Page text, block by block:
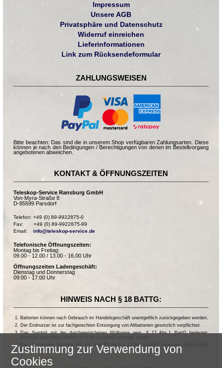
Impressum
Unsere AGB
Privatsphäre und Datenschutz
Widerruf einreichen
Lieferinformationen
Link zum Rücksendeformular
ZAHLUNGSWEISEN
Bitte beachten: Das sind die in unserem Shop verfügbaren Zahlungsarten. Diese
können je nach den Bedingungen / Berechtigungen von denen im Bestellvorgang
angebotenen abweichen.
KONTAKT & ÖFFNUNGSZEITEN
Teleskop-Service Ransburg GmbH
Von-Myra-Straße 8
D-85599 Parsdorf
Telefon: +49 (0) 89-9922875-0
Fax:       +49 (0) 89-9922875-99
Email: info@teleskop-service.de
Telefonische Öffnungszeiten:
Montag bis Freitag:
09.00 - 12.00 / 13.00 - 16.00 Uhr
Öffnungszeiten Ladengeschäft:
Dienstag und Donnerstag
09:00 - 17:00 Uhr
HINWEIS NACH § 18 BATTG:
Batterien können nach Gebrauch im Handelsgeschäft unentgeltlich zurückgegeben werden.
Der Endnutzer ist zur fachgerechten Entsorgung von Altbatterien gesetzlich verpflichtet.
Das Symbol mit der durchgestrichenen Mülltonne gem. § 17 Abs.1 BattG bedeutet:
Die chemischen Symbole Hg, Cd, und Pb nach § 17 Abs.3 BattG bedeuten: Quecksilber,
Cadmium und Blei.
Zustimmung zur Verwendung von
Cookies